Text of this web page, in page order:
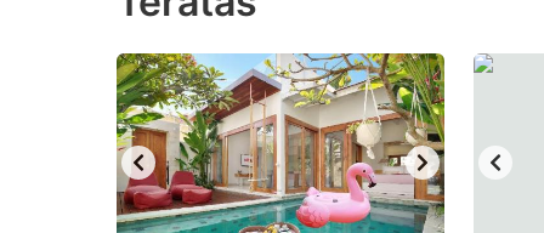
mark
key
to
get
the